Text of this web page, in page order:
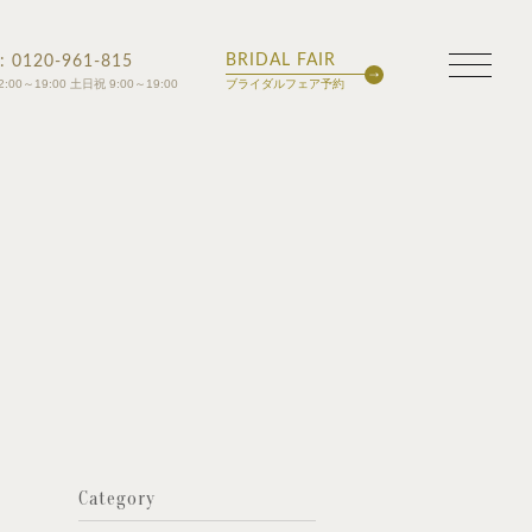
: 0120-961-815
～19:00 土日祝 9:00～19:00
BRIDAL FAIR
ブライダルフェア予約
Category